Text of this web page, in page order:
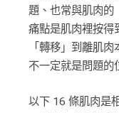
題、也常與肌肉的
痛點是肌肉裡按得
「轉移」到離肌
不一定就是問題的
以下 16 條肌肉是